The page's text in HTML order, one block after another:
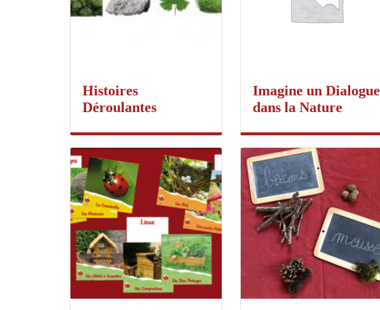
Histoires
Déroulantes
Imagine un Dialogue
dans la Nature